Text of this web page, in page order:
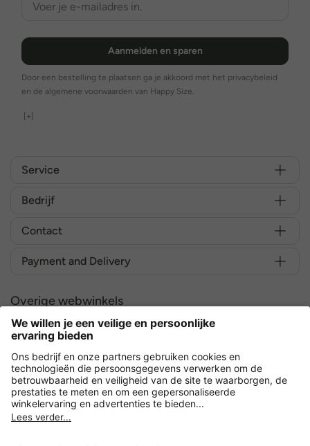
Aanmelden en sparen
Door een bestelling te plaatsen ga je akkoord met het privacybeleid
en de algemene voorwaarden van Happy Size.
[+]
Service
Bedrijf
Contact
Payment and Delivery
Overige webwinkels
Nederland
Versleuteling met